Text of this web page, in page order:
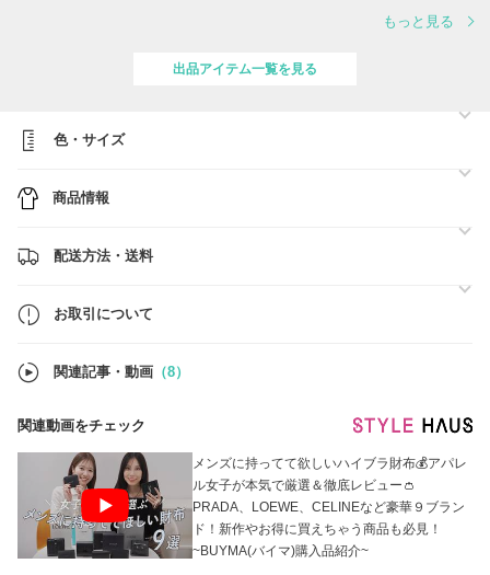
もっと見る
出品アイテム一覧を見る
色・サイズ
商品情報
配送方法・送料
お取引について
関連記事・動画 （8）
関連動画をチェック
メンズに持ってて欲しいハイブラ財布💰アパレ
ル女子が本気で厳選＆徹底レビュー👛
PRADA、LOEWE、CELINEなど豪華９ブラン
ド！新作やお得に買えちゃう商品も必見！
~BUYMA(バイマ)購入品紹介~